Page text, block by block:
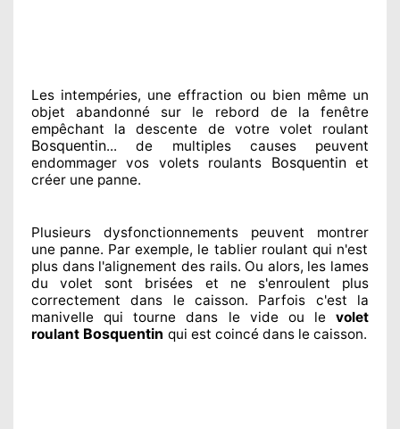
Les intempéries, une effraction ou bien même un
objet abandonné sur le rebord de la fenêtre
empêchant la descente de votre volet roulant
Bosquentin... de multiplescauses peuvent
endommager vos volets roulants Bosquentinet
créer une panne.
Plusieurs dysfonctionnements peuvent montrer
une panne. Par exemple, le tablier roulant qui n'est
plus dans l'alignement des rails. Ou alors, les lames
du volet sont brisées et ne s'enroulent plus
correctement dans le caisson. Parfois c'est la
manivelle qui tourne dans le vide ou le volet
roulant Bosquentin qui est coincé dans le caisson.